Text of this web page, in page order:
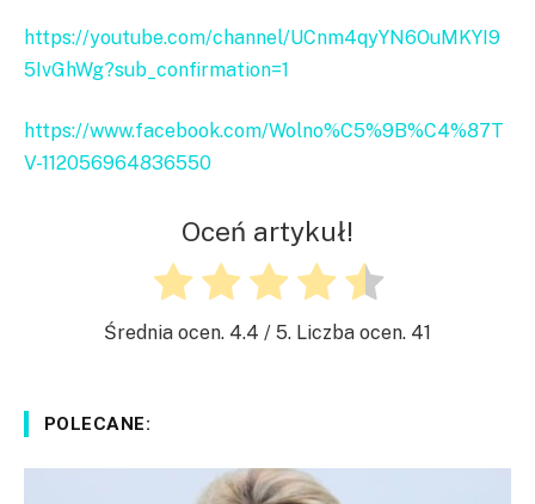
https://youtube.com/channel/UCnm4qyYN6OuMKYI9
5IvGhWg?sub_confirmation=1
https://www.facebook.com/Wolno%C5%9B%C4%87T
V-112056964836550
Oceń artykuł!
Średnia ocen. 4.4 / 5. Liczba ocen. 41
POLECANE: